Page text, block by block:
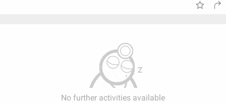
No further activities available